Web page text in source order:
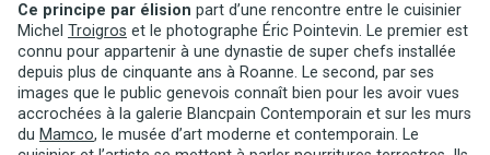
Ce principe par élision part d’une rencontre entre le cuisinier
Michel Troigros et le photographe Éric Pointevin. Le premier est
connu pour appartenir à une dynastie de super chefs installée
depuis plus de cinquante ans à Roanne. Le second, par ses
images que le public genevois connaît bien pour les avoir vues
accrochées à la galerie Blancpain Contemporain et sur les murs
du Mamco, le musée d’art moderne et contemporain. Le